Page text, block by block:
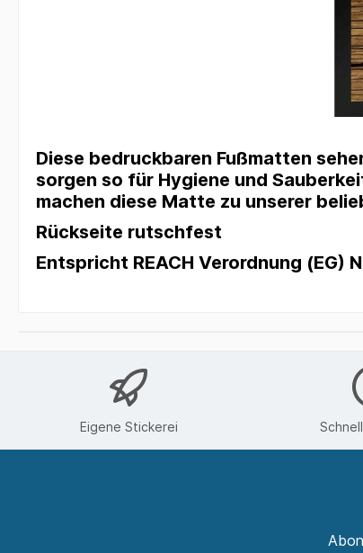
Diese bedruckbaren Fußmatten
sorgen so für Hygiene und
machen diese Matte zu unserer
Rückseite rutschfest
Entspricht REACH Verordnung (EG)
Eigene Stickerei